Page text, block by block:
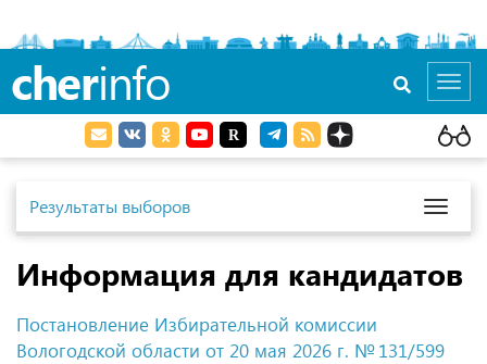
cherinfo
Результаты выборов
Информация для кандидатов
Постановление Избирательной комиссии
Вологодской области от 20 мая 2026 г. № 131/599